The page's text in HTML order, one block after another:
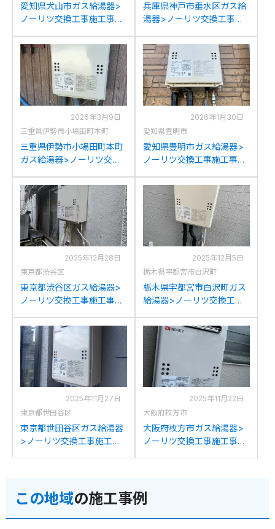
愛知県犬山市ガス給湯器>
ノーリツ交換工事施工事
からノーリツGQ-2039WS-
1への交換
兵庫県神戸市垂水区ガス給
湯器>ノーリツ交換工事施
2012WEからノーリツGQ-
2039WS-1への交換
2026年3月9日
三重県伊勢市小場田町本町
三重県伊勢市小場田町本町
ガス給湯器>ノーリツ交換
20SXLからノーリツGQ-
2039WS-1への交換
2026年1月30日
愛知県豊明市
愛知県豊明市ガス給湯器>
ノーリツ交換工事施工事
ーリツGQ-2039WS-1への
交換
2025年12月28日
東京都渋谷区
東京都渋谷区ガス給湯器>
ノーリツ交換工事施工事
からノーリツGQ-2039WS-
1への交換
2025年12月5日
栃木県宇都宮市白沢町
栃木県宇都宮市白沢町ガス
給湯器>ノーリツ交換工事
2000W-1からノーリツGQ-
2039WS-1への交換
2025年11月27日
東京都世田谷区
東京都世田谷区ガス給湯器
>ノーリツ交換工事施工事
2025年11月22日
大阪府枚方市
大阪府枚方市ガス給湯器>
ノーリツ交換工事施工事
この地域の施工事例